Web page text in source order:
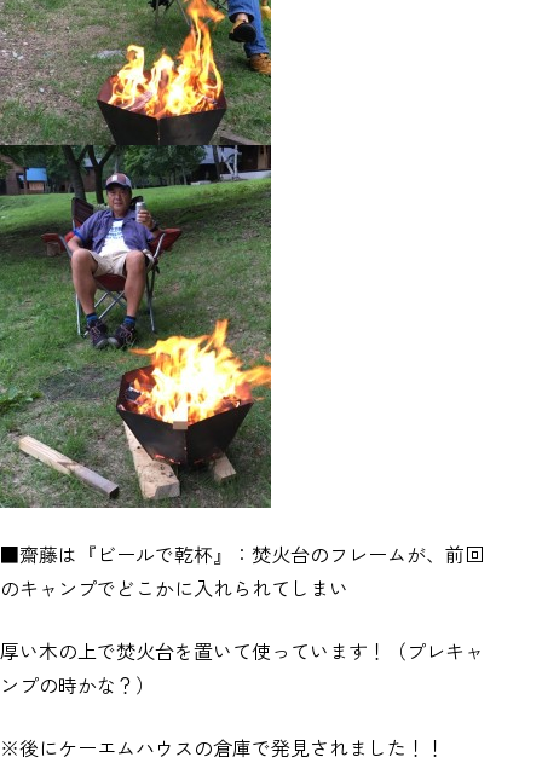
■齋藤は『ビールで乾杯』：焚火台のフレームが、前回
のキャンプでどこかに入れられてしまい
厚い木の上で焚火台を置いて使っています！（プレキャ
ンプの時かな？）
※後にケーエムハウスの倉庫で発見されました！！